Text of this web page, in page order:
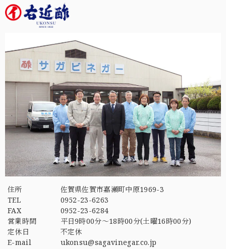
住所
佐賀県佐賀市嘉瀬町中原1969-3
TEL
0952-23-6263
FAX
0952-23-6284
営業時間
平日9時00分～18時00分(土曜16時00分)
定休日
不定休
E-mail
ukonsu@sagavinegar.co.jp